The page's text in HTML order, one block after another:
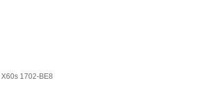
1702-BE8